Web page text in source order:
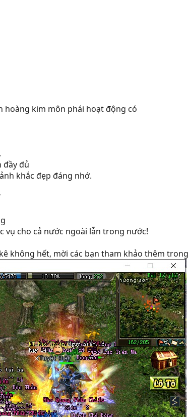
hoàng kim môn phái hoạt động có
đầy đủ
khắc đẹp đáng nhớ.
vụ cho cả nước ngoài lẫn trong nước!
không hết, mời các bạn tham khảo thêm